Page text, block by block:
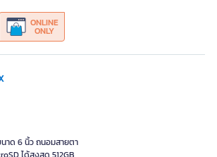
ONLINE
ONLY
าด 6 นิ้ว ถนอมสายตา